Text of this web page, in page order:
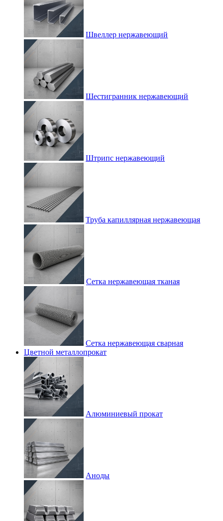
Швеллер нержавеющий
Шестигранник нержавеющий
Штрипс нержавеющий
Труба капиллярная нержавеющая
Сетка нержавеющая тканая
Сетка нержавеющая сварная
Цветной металлопрокат
Алюминиевый прокат
Аноды